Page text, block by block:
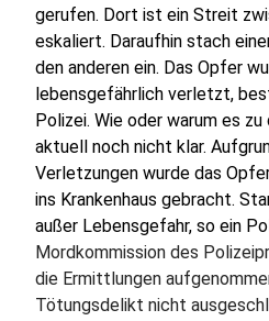
gerufen. Dort ist ein Streit
eskaliert. Daraufhin stach
den anderen ein. Das Opfer
lebensgefährlich verletzt,
Polizei. Wie oder warum es
aktuell noch nicht klar.
Verletzungen wurde das
ins Krankenhaus gebracht.
außer Lebensgefahr, so ein
Mordkommission des
die Ermittlungen
Tötungsdelikt nicht